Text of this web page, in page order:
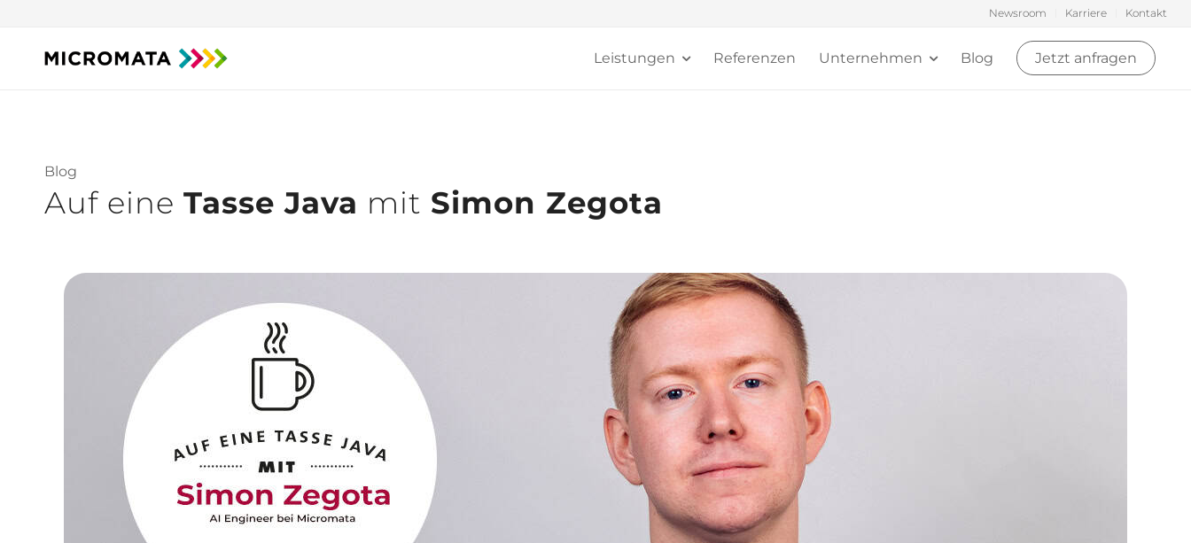
Newsroom Karriere Kontakt
Leistungen Referenzen Unternehmen Blog Jetzt anfragen
Blog
Auf eine Tasse Java mit Simon Zegota